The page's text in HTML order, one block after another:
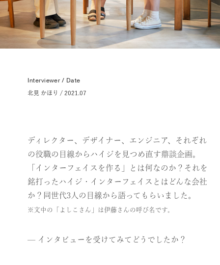
Interviewer / Date
北見 かほり / 2021.07
ディレクター、デザイナー、エンジニア、それぞれ
の役職の目線からハイジを見つめ直す鼎談企画。
「インターフェイスを作る」とは何なのか？それを
銘打ったハイジ・インターフェイスとはどんな会社
か？同世代3人の目線から語ってもらいました。
※文中の「よしこさん」は伊藤さんの呼び名です。
— インタビューを受けてみてどうでしたか？